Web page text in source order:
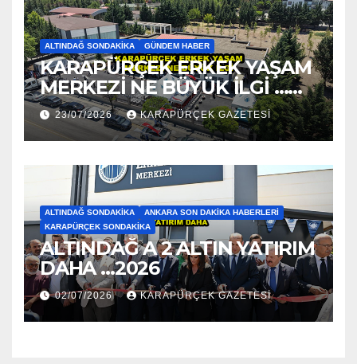
ALTINDAĞ SONDAKIKA GÜNDEM HABER
KARAPÜRÇEK ERKEK YAŞAM
MERKEZİ NE BÜYÜK İLGİ …
2026
23/07/2026 KARAPÜRÇEK GAZETESİ
ALTINDAĞ SONDAKIKA
ANKARA SON DAKIKA HABERLERI
KARAPÜRÇEK SONDAKIKA
ALTINDAĞ A 2 ALTIN YATIRIM
DAHA …2026
02/07/2026 KARAPÜRÇEK GAZETESİ